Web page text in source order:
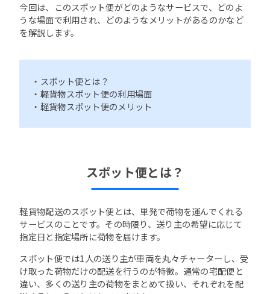
今回は、このスポット便がどのようなサービスで、どのよ
うな場面で利用され、どのようなメリットがあるのかなど
を解説します。
・スポット便とは？
・軽貨物スポット便の利用場面
・軽貨物スポット便のメリット
スポット便とは？
軽貨物配送のスポット便とは、単発で荷物を運んでくれる
サービスのことです。その時限り、送り主の希望に応じて
指定日と指定場所に荷物を届けます。
スポット便では1人の送り主が車両を丸々チャーターし、受
け取った荷物だけの配送を行うのが特徴。通常の宅配便と
違い、多くの送り主の荷物をまとめて扱い、それぞれを配